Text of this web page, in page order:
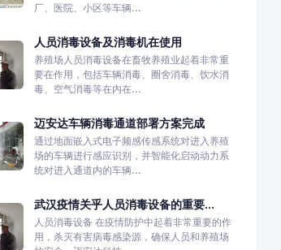
厂、医院、小区等车辆...
人员消毒设备及消毒机在使用
养殖场人员消毒设备在畜牧养殖业起着非常重
要在作用，包括车辆消毒、圈舍消毒、饮水消
毒、空气消毒等在内在...
迈安达车辆消毒通道部署方案完成
通过地面嵌入式电子频感传感系统对进入养殖
场的车辆进行感应识别，并智能化启动动力系
统对进入通道内的车辆...
武汉疫情关乎人员消毒设备的重要...
人员消毒设备 在疫情防护中起着非常重要的作
用，杀灭有害病毒感染源，确保人员和养殖场